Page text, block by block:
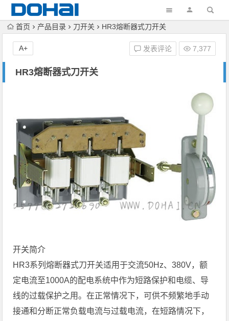
首页 产品目录 刀开关 HR3熔断器式刀开关
HR3熔断器式刀开关
发表评论 7,377
A+
开关简介
HR3系列熔断器式刀开关适用于交流50Hz、380V，额
定电流至1000A的配电系统中作为短路保护和电缆、导
线的过载保护之用。在正常情况下，可供不频繁地手动
接通和分断正常负载电流与过载电流，在短路情况下，